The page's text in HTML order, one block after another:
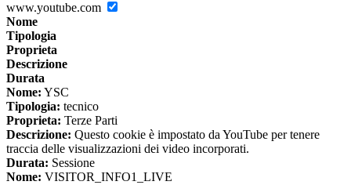
www.youtube.com
Nome
Tipologia
Proprieta
Descrizione
Durata
Nome: YSC
Tipologia: tecnico
Proprieta: Terze Parti
Descrizione: Questo cookie è impostato da YouTube per tenere
traccia delle visualizzazioni dei video incorporati.
Durata: Sessione
Nome: VISITOR_INFO1_LIVE